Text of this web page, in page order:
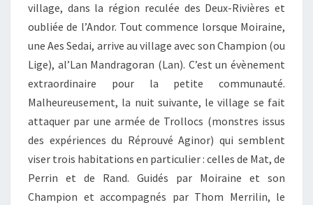
village, dans la région reculée des Deux-Rivières et
oubliée de l’Andor. Tout commence lorsque Moiraine,
une Aes Sedai, arrive au village avec son Champion (ou
Lige), al’Lan Mandragoran (Lan). C’est un évènement
extraordinaire pour la petite communauté.
Malheureusement, la nuit suivante, le village se fait
attaquer par une armée de Trollocs (monstres issus
des expériences du Réprouvé Aginor) qui semblent
viser trois habitations en particulier : celles de Mat, de
Perrin et de Rand. Guidés par Moiraine et son
Champion et accompagnés par Thom Merrilin, le